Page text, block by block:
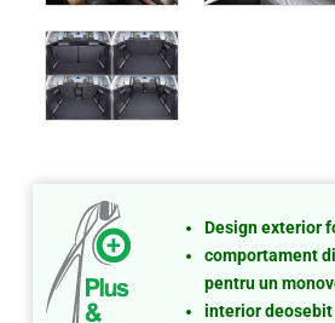
Design exterior
comportament
pentru un
interior deosebit